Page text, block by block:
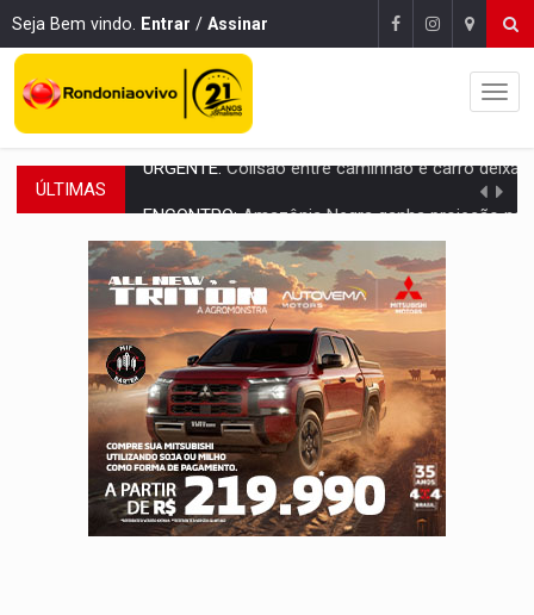
Seja Bem vindo. Entrar / Assinar
ÚLTIMAS Amazônia Negra ganha projeção nacional com participação de
PREVISÃO:Porto Velho tem chances de chuvas isoladas nesta
SINDICATOS UNIDOS:Assembleia Geral delibera greve da educação
PROCESSO SELETIVO:Rondoniaovivo abre oficina de Comunicação com
AGOSTO LILÁS:MPRO lança de portal e promove reflexão sobre trajetória da
REGULARIZAÇÃO:Refis 2026 segue até o fim do ano para
ROLIM DE MOURA: Programa da Energisa beneficia 60 famílias com geladeiras
VIOLÊNCIA VICÁRIA:MPRO obtém condenação de réu a 21 anos de prisão